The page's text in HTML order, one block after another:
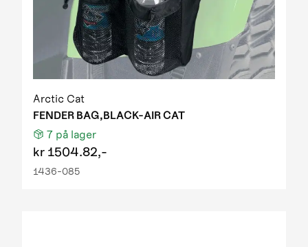
Arctic Cat
FENDER BAG,BLACK-AIR CAT
7 på lager
kr 1504.82,-
1436-085